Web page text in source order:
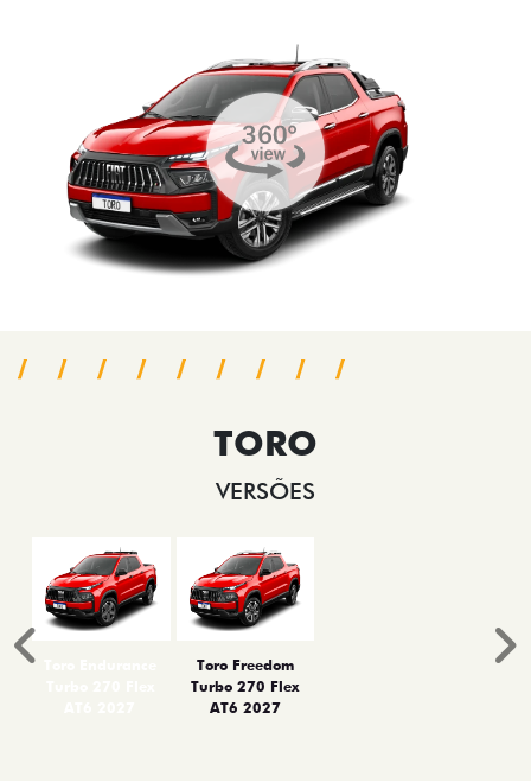
TORO
VERSÕES
Toro Freedom
Turbo 270 Flex
AT6 2027
Anterior